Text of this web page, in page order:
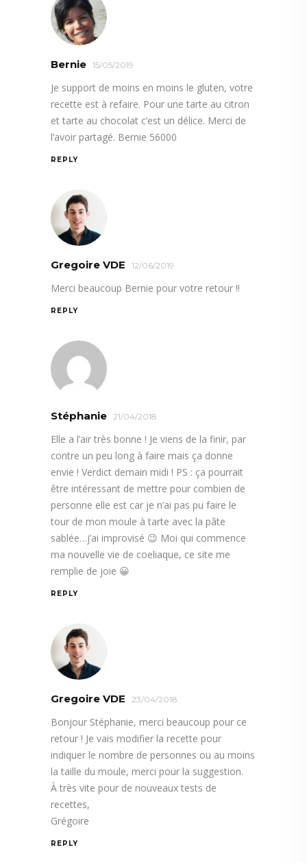
Bernie 15/05/2019
Je support de moins en moins le gluten, votre
recette est à refaire. Pour une tarte au citron
et tarte au chocolat c’est un délice. Merci de
l’avoir partagé. Bernie 56000
REPLY
Gregoire VDE 12/06/2019
Merci beaucoup Bernie pour votre retour !!
REPLY
Stéphanie 21/04/2018
Elle a l’air très bonne ! Je viens de la finir, par
contre un peu long à faire mais ça donne
envie ! Verdict demain midi ! PS : ça pourrait
être intéressant de mettre pour combien de
personne elle est car je n’ai pas pu faire le
tour de mon moule à tarte avec la pâte
sablée…j’ai improvisé 😉 Moi qui commence
ma nouvelle vie de coeliaque, ce site me
remplie de joie 😀
REPLY
Gregoire VDE 23/04/2018
Bonjour Stéphanie, merci beaucoup pour ce
retour ! Je vais modifier la recette pour
indiquer le nombre de personnes ou au moins
la taille du moule, merci pour la suggestion.
À très vite pour de nouveaux tests de
recettes,
Grégoire
REPLY